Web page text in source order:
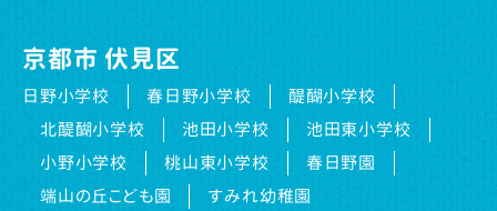
京都市 伏見区
日野小学校 春日野小学校
醍醐小学校
北醍醐小学校
池田小学校
池田東小学校
小野小学校
桃山東小学校
春日野園
端山の丘こども園
すみれ幼稚園